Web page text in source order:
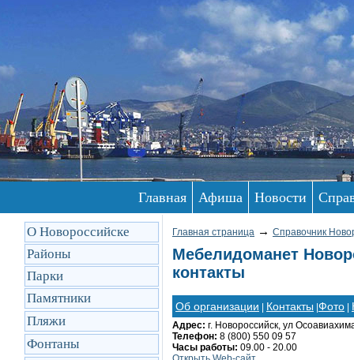
Главная Афиша Новости
О Новороссийске
Районы
Парки
Памятники
Пляжи
Фонтаны
Главная страница → Справочник
Мебелидоманет
контакты
Об организации Контакты Фото
Адрес: г. Новороссийск, ул
Телефон: 8 (800) 550 09 57
Часы работы: 09.00 - 20.00